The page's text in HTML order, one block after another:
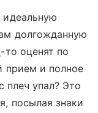
идеальную
долгожданную
то оценят по
прием и полное
плеч упал? Это
посылая знаки